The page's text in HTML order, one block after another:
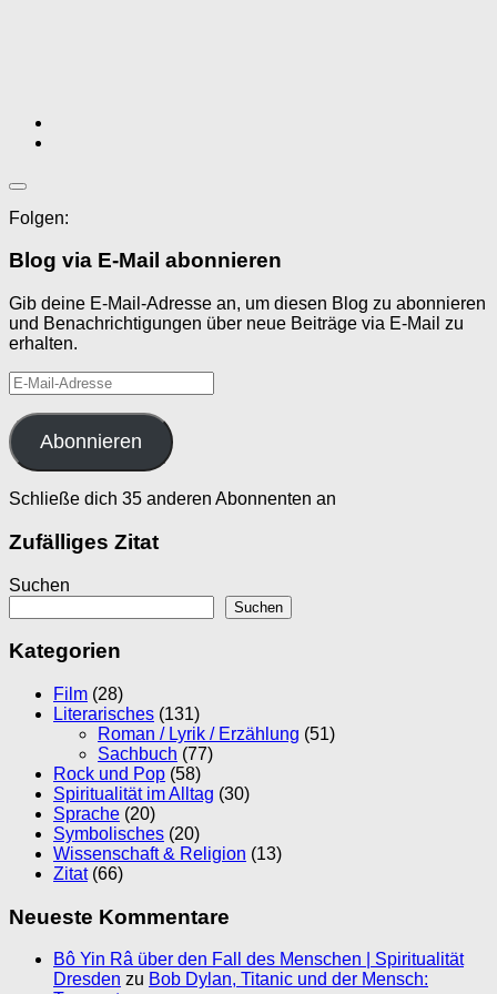
Folgen:
Blog via E-Mail abonnieren
Gib deine E-Mail-Adresse an, um diesen Blog zu abonnieren
und Benachrichtigungen über neue Beiträge via E-Mail zu
erhalten.
E-
Mail-
Adresse
Abonnieren
Schließe dich 35 anderen Abonnenten an
Zufälliges Zitat
Suchen
Suchen
Kategorien
Film (28)
Literarisches (131)
Roman / Lyrik / Erzählung (51)
Sachbuch (77)
Rock und Pop (58)
Spiritualität im Alltag (30)
Sprache (20)
Symbolisches (20)
Wissenschaft & Religion (13)
Zitat(66)
Neueste Kommentare
Bô Yin Râ über den Fall des Menschen | Spiritualität
Dresden zu Bob Dylan, Titanic und der Mensch: